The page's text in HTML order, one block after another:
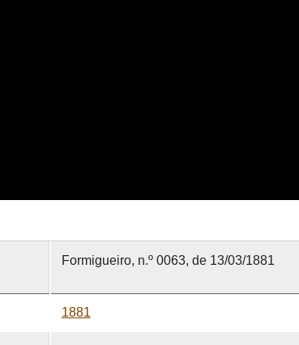
Formigueiro, n.º 0063, de 13/03/1881
1881